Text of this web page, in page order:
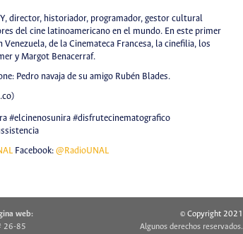
director, historiador, programador, gestor cultural
del cine latinoamericano en el mundo. En este primer
de la Cinemateca Francesa, la cinefilia, los
y Margot Benacerraf.
Pedro navaja de su amigo Rubén Blades.
)
#elcinenosunira #disfrutecinematografico
Facebook: @RadioUNAL
web:
26-85
© Copyright 2021
Algunos derechos reservados.